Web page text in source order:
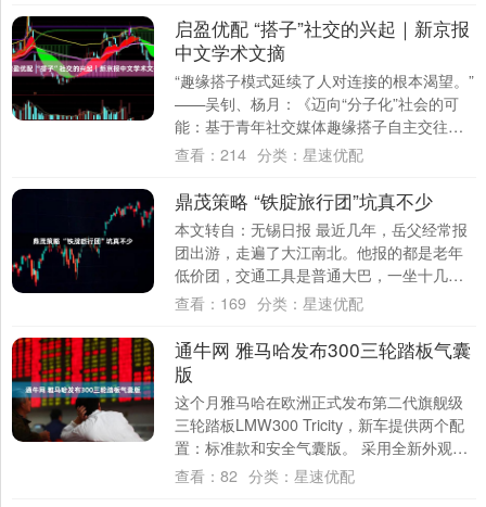
启盈优配 “搭子”社交的兴起｜新京报
中文学术文摘
“趣缘搭子模式延续了人对连接的根本渴望。”
——吴钊、杨月：《迈向“分子化”社会的可
能：基于青年社交媒体趣缘搭子自主交往与
关系重塑的研究》，《新闻与传播研究》2....
查看： 214 分类： 星速优配
鼎茂策略 “铁腚旅行团”坑真不少
本文转自：无锡日报 最近几年，岳父经常报
团出游，走遍了大江南北。他报的都是老年
低价团，交通工具是普通大巴，一坐十几个
小时，连坐三到六天，网民戏称为“铁腚旅行
查看： 169 分类： 星速优配
通牛网 雅马哈发布300三轮踏板气囊
版
这个月雅马哈在欧洲正式发布第二代旗舰级
三轮踏板LMW300 Tricity，新车提供两个配
置：标准款和安全气囊版。 采用全新外观造
型，经过大幅修改的前整流罩：更....
查看： 82 分类： 星速优配